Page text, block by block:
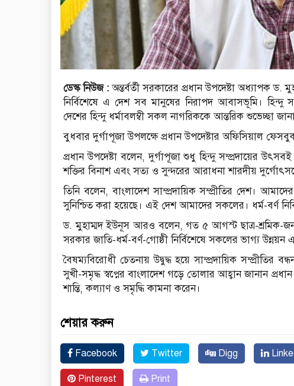
ডেস্ক নিউজ :অন্তর্বর্তী সরকারের প্রধান উপদেষ্টা অধ্যাপক
নির্বিশেষে এ দেশ সব মানুষের নিরাপদ আবাসভূমি। হিন্দু
দেশের হিন্দু ধর্মাবলম্বী সকল নাগরিককে আন্তরিক শুভেচ্ছা
বুধবার দুর্গাপূজা উপলক্ষে প্রধান উপদেষ্টার অফিসিয়াল
প্রধান উপদেষ্টা বলেন, দুর্গাপূজা শুধু হিন্দু সম্প্রদায়ের
শক্তির বিনাশ এবং সত্য ও সুন্দরের আরাধনা শারদীয়
তিনি বলেন, বাংলাদেশ সাম্প্রদায়িক সম্প্রীতির দেশ।
সুনিশ্চিত করা হয়েছে। এই দেশ আমাদের সকলের। ধর্ম-বর্ণ
ড. মুহাম্মদ ইউনূস আরও বলেন, গত ৫ আগস্ট ছাত্র-শ্রমিক-
সরকার জাতি-ধর্ম-বর্ণ-গোষ্ঠী নির্বিশেষে সকলের ভাগ্য
বৈষম্যবিরোধী চেতনায় উদ্বুদ্ধ হয়ে সাম্প্রদায়িক সম্প্রীতির
সুখী-সমৃদ্ধ স্বপ্নের বাংলাদেশ গড়ে তোলার আহ্বান জানান
শান্তি, কল্যাণ ও সমৃদ্ধি কামনা করেন।
শেয়ার করুন
Facebook Twitter Digg
Pinterest Print